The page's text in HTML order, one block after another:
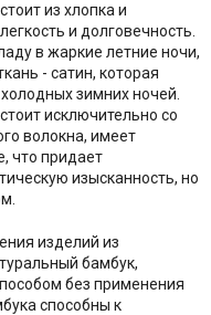
из хлопка и
и долговечность.
в жаркие летние ночи,
- сатин, которая
зимних ночей.
исключительно со
волокна, имеет
что придает
изысканность, но
изделий из
бамбук,
без применения
способны к